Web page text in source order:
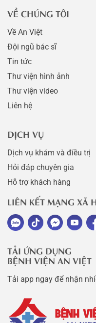
VỀ CHÚNG TÔI
Về An Việt
Đội ngũ bác sĩ
Tin tức
Thư viện hình ảnh
Thư viện video
Liên hệ
DỊCH VỤ
Dịch vụ khám và điều trị
Hỏi đáp chuyên gia
Hỗ trợ khách hàng
LIÊN KẾT MẠNG XÃ
TẢI ỨNG DỤNG
BỆNH VIỆN AN VIỆT
Tải app ngay để nhận